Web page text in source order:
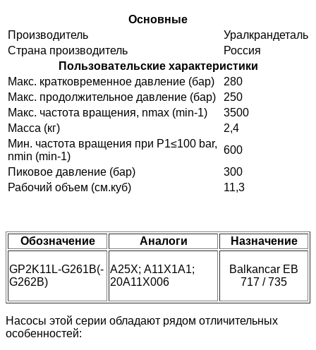
Основные
Производитель
Уралкрандеталь
Страна производитель
Россия
Пользовательские характеристики
Макс. кратковременное давление (бар)
280
Макс. продолжительное давление (бар)
250
Макс. частота вращения, nmax (min-1)
3500
Масса (кг)
2,4
Мин. частота вращения при P1≤100 bar,
nmin (min-1)
600
Пиковое давление (бар)
300
Рабочий объем (см.куб)
11,3
Обозначение Аналоги Назначение
GP2K11L-G261B(-
G262B)
A25X; А11X1A1;
20А11X006
Balkancar ЕВ
717 / 735
Насосы этой серии обладают рядом отличительных
особенностей: